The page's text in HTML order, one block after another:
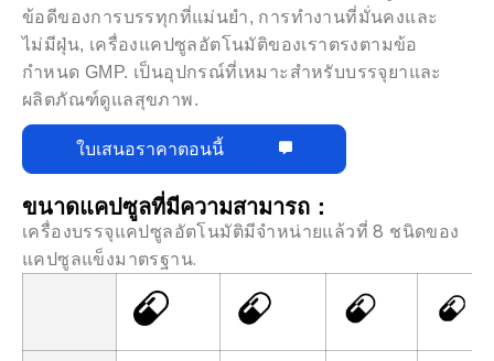
ข้อดีของการบรรทุกที่แม่นยำ, การทำงานที่มั่นคงและ
ไม่มีฝุ่น, เครื่องแคปซูลอัตโนมัติของเราตรงตามข้อ
กำหนด GMP. เป็นอุปกรณ์ที่เหมาะสำหรับบรรจุยาและ
ผลิตภัณฑ์ดูแลสุขภาพ.
ใบเสนอราคาตอนนี้
ขนาดแคปซูลที่มีความสามารถ：
เครื่องบรรจุแคปซูลอัตโนมัติมีจำหน่ายแล้วที่ 8 ชนิดของ
แคปซูลแข็งมาตรฐาน.